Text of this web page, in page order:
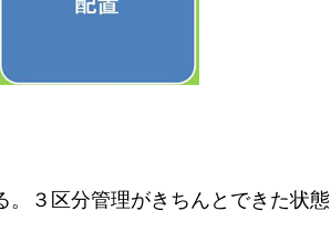
３区分管理がきちんとできた状態